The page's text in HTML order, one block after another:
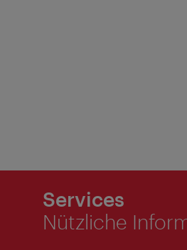
Services
Nützliche